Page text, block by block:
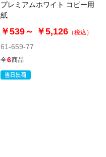
プレミアムホワイト コピー用
紙
￥539～ ￥5,126 （税込）
61-659-77
全6商品